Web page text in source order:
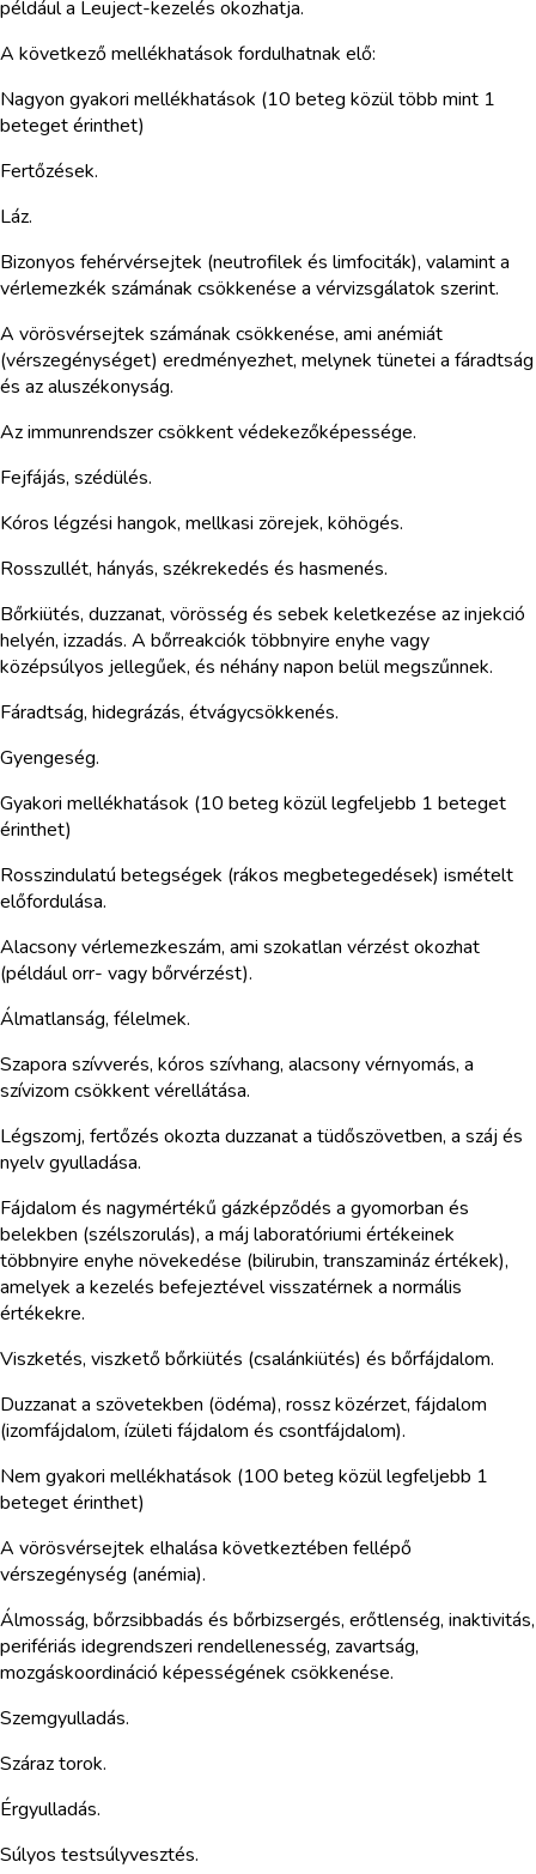
például a Leuject-kezelés okozhatja.
A következő mellékhatások fordulhatnak elő:
Nagyon gyakori mellékhatások (10 beteg közül több mint 1
beteget érinthet)
Fertőzések.
Láz.
Bizonyos fehérvérsejtek (neutrofilek és limfociták), valamint a
vérlemezkék számának csökkenése a vérvizsgálatok szerint.
A vörösvérsejtek számának csökkenése, ami anémiát
(vérszegénységet) eredményezhet, melynek tünetei a fáradtság
és az aluszékonyság.
Az immunrendszer csökkent védekezőképessége.
Fejfájás, szédülés.
Kóros légzési hangok, mellkasi zörejek, köhögés.
Rosszullét, hányás, székrekedés és hasmenés.
Bőrkiütés, duzzanat, vörösség és sebek keletkezése az injekció
helyén, izzadás. A bőrreakciók többnyire enyhe vagy
középsúlyos jellegűek, és néhány napon belül megszűnnek.
Fáradtság, hidegrázás, étvágycsökkenés.
Gyengeség.
Gyakori mellékhatások (10 beteg közül legfeljebb 1 beteget
érinthet)
Rosszindulatú betegségek (rákos megbetegedések) ismételt
előfordulása.
Alacsony vérlemezkeszám, ami szokatlan vérzést okozhat
(például orr- vagy bőrvérzést).
Álmatlanság, félelmek.
Szapora szívverés, kóros szívhang, alacsony vérnyomás, a
szívizom csökkent vérellátása.
Légszomj, fertőzés okozta duzzanat a tüdőszövetben, a száj és
nyelv gyulladása.
Fájdalom és nagymértékű gázképződés a gyomorban és
belekben (szélszorulás), a máj laboratóriumi értékeinek
többnyire enyhe növekedése (bilirubin, transzamináz értékek),
amelyek a kezelés befejeztével visszatérnek a normális
értékekre.
Viszketés, viszkető bőrkiütés (csalánkiütés) és bőrfájdalom.
Duzzanat a szövetekben (ödéma), rossz közérzet, fájdalom
(izomfájdalom, ízületi fájdalom és csontfájdalom).
Nem gyakori mellékhatások (100 beteg közül legfeljebb 1
beteget érinthet)
A vörösvérsejtek elhalása következtében fellépő
vérszegénység (anémia).
Álmosság, bőrzsibbadás és bőrbizsergés, erőtlenség, inaktivitás,
perifériás idegrendszeri rendellenesség, zavartság,
mozgáskoordináció képességének csökkenése.
Szemgyulladás.
Száraz torok.
Érgyulladás.
Súlyos testsúlyvesztés.